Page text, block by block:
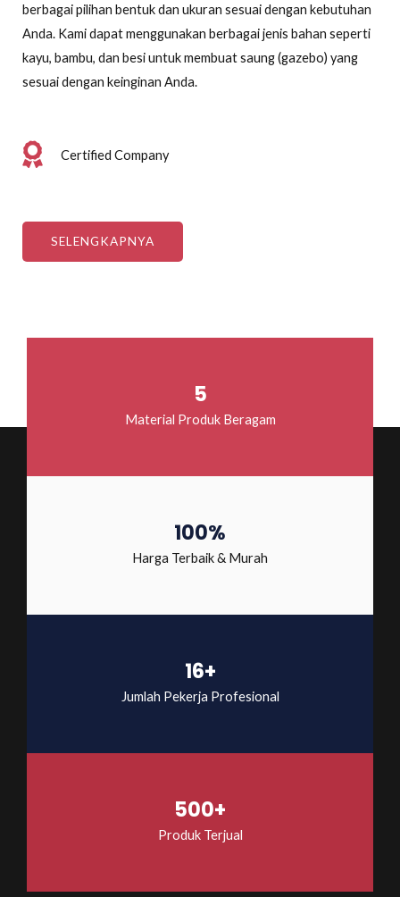
berbagai pilihan bentuk dan ukuran sesuai dengan kebutuhan
Anda. Kami dapat menggunakan berbagai jenis bahan seperti
kayu, bambu, dan besi untuk membuat saung (gazebo) yang
sesuai dengan keinginan Anda.
Certified Company
SELENGKAPNYA
5
Material Produk Beragam
100%
Harga Terbaik & Murah
16+
Jumlah Pekerja Profesional
500+
Produk Terjual